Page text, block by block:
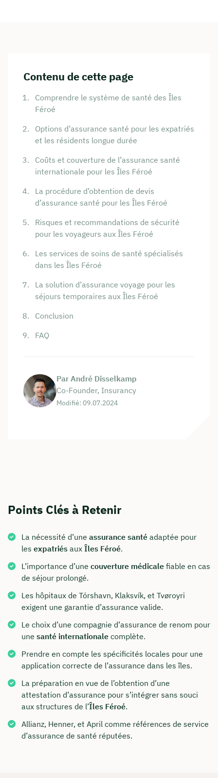
Contenu de cette page
Comprendre le système de santé des Îles
Féroé
Options d’assurance santé pour les expatriés
et les résidents longue durée
Coûts et couverture de l’assurance santé
internationale pour les Îles Féroé
La procédure d’obtention de devis
d’assurance santé pour les Îles Féroé
Risques et recommandations de sécurité
pour les voyageurs aux Îles Féroé
Les services de soins de santé spécialisés
dans les Îles Féroé
La solution d’assurance voyage pour les
séjours temporaires aux Îles Féroé
Conclusion
FAQ
Par André Disselkamp
Co-Founder, Insurancy
Modifié: 09.07.2024
Points Clés à Retenir
La nécessité d’une assurance santé adaptée pour
les expatriés aux Îles Féroé.
L’importance d’une couverture médicale fiable en cas
de séjour prolongé.
Les hôpitaux de Tórshavn, Klaksvík, et Tvøroyri
exigent une garantie d’assurance valide.
Le choix d’une compagnie d’assurance de renom pour
une santé internationale complète.
Prendre en compte les spécificités locales pour une
application correcte de l’assurance dans les îles.
La préparation en vue de l’obtention d’une
attestation d’assurance pour s’intégrer sans souci
aux structures de l’Îles Féroé.
Allianz, Henner, et April comme références de service
d’assurance de santé réputées.